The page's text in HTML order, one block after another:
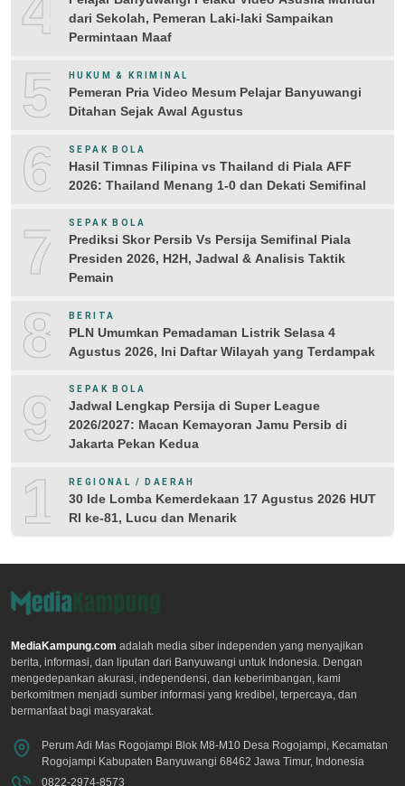
dari Sekolah, Pemeran Laki-laki Sampaikan
Permintaan Maaf
5 HUKUM & KRIMINAL
Pemeran Pria Video Mesum Pelajar Banyuwangi
Ditahan Sejak Awal Agustus
6 SEPAK BOLA
Hasil Timnas Filipina vs Thailand di Piala AFF
2026: Thailand Menang 1-0 dan Dekati Semifinal
7 SEPAK BOLA
Prediksi Skor Persib Vs Persija Semifinal Piala
Presiden 2026, H2H, Jadwal & Analisis Taktik
Pemain
8 BERITA
PLN Umumkan Pemadaman Listrik Selasa 4
Agustus 2026, Ini Daftar Wilayah yang Terdampak
9 SEPAK BOLA
Jadwal Lengkap Persija di Super League
2026/2027: Macan Kemayoran Jamu Persib di
Jakarta Pekan Kedua
10REGIONAL / DAERAH
30 Ide Lomba Kemerdekaan 17 Agustus 2026 HUT
RI ke-81, Lucu dan Menarik
MediaKampung.com adalah media siber independen yang menyajikan
berita, informasi, dan liputan dari Banyuwangi untuk Indonesia. Dengan
mengedepankan akurasi, independensi, dan keberimbangan, kami
berkomitmen menjadi sumber informasi yang kredibel, terpercaya, dan
bermanfaat bagi masyarakat.
Perum Adi Mas Rogojampi Blok M8-M10 Desa Rogojampi, Kecamatan
Rogojampi Kabupaten Banyuwangi 68462 Jawa Timur, Indonesia
0822-2974-8573